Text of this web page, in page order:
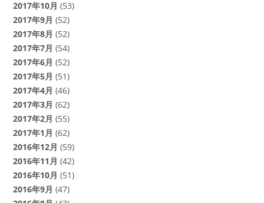
2017年10月 (53)
2017年9月 (52)
2017年8月 (52)
2017年7月 (54)
2017年6月 (52)
2017年5月 (51)
2017年4月 (46)
2017年3月 (62)
2017年2月 (55)
2017年1月 (62)
2016年12月 (59)
2016年11月 (42)
2016年10月 (51)
2016年9月 (47)